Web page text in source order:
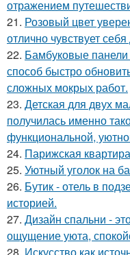
отражением
21. Розовый цвет
отлично чувствует
22. Бамбуковые панели
способ быстро
сложных мокрых работ.
23. Детская для двух
получилась именно
функциональной,
24. Парижская
25. Уютный уголок на
26. Бутик - отель в
историей.
27. Дизайн спальни -
ощущение уюта,
28. Искусство как